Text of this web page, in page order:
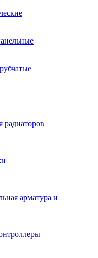
радиаторов
арматура и